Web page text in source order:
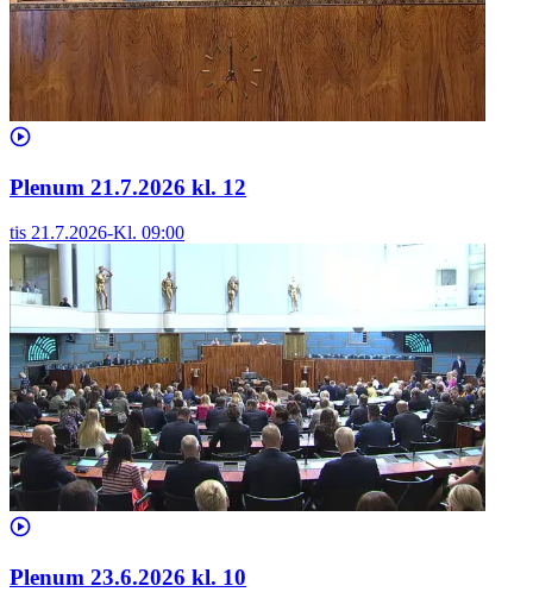
Plenum 21.7.2026 kl. 12
tis 21.7.2026-Kl. 09:00
Plenum 23.6.2026 kl. 10